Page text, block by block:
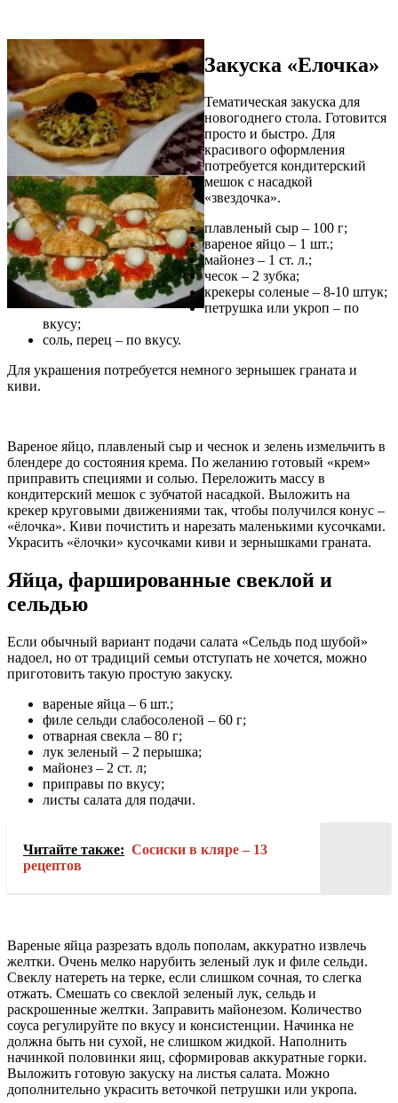
Закуска «Елочка»
Тематическая закуска для
новогоднего стола. Готовится
просто и быстро. Для
красивого оформления
потребуется кондитерский
мешок с насадкой
«звездочка».
плавленый сыр – 100 г;
вареное яйцо – 1 шт.;
майонез – 1 ст. л.;
чесок – 2 зубка;
крекеры соленые – 8-10 штук;
петрушка или укроп – по
вкусу;
соль, перец – по вкусу.
Для украшения потребуется немного зернышек граната и
киви.
Вареное яйцо, плавленый сыр и чеснок и зелень измельчить в
блендере до состояния крема. По желанию готовый «крем»
приправить специями и солью. Переложить массу в
кондитерский мешок с зубчатой насадкой. Выложить на
крекер круговыми движениями так, чтобы получился конус –
«ёлочка». Киви почистить и нарезать маленькими кусочками.
Украсить «ёлочки» кусочками киви и зернышками граната.
Яйца, фаршированные свеклой и
сельдью
Если обычный вариант подачи салата «Сельдь под шубой»
надоел, но от традиций семьи отступать не хочется, можно
приготовить такую простую закуску.
вареные яйца – 6 шт.;
филе сельди слабосоленой – 60 г;
отварная свекла – 80 г;
лук зеленый – 2 перышка;
майонез – 2 ст. л;
приправы по вкусу;
листы салата для подачи.
Читайте также: Сосиски в кляре – 13
рецептов
Вареные яйца разрезать вдоль пополам, аккуратно извлечь
желтки. Очень мелко нарубить зеленый лук и филе сельди.
Свеклу натереть на терке, если слишком сочная, то слегка
отжать. Смешать со свеклой зеленый лук, сельдь и
раскрошенные желтки. Заправить майонезом. Количество
соуса регулируйте по вкусу и консистенции. Начинка не
должна быть ни сухой, не слишком жидкой. Наполнить
начинкой половинки яиц, сформировав аккуратные горки.
Выложить готовую закуску на листья салата. Можно
дополнительно украсить веточкой петрушки или укропа.